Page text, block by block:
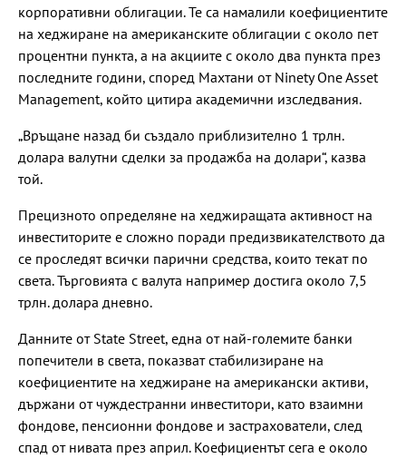
корпоративни облигации. Те са намалили коефициентите
на хеджиране на американските облигации с около пет
процентни пункта, а на акциите с около два пункта през
последните години, според Махтани от Ninety One Asset
Management, който цитира академични изследвания.
„Връщане назад би създало приблизително 1 трлн.
долара валутни сделки за продажба на долари“, казва
той.
Прецизното определяне на хеджиращата активност на
инвеститорите е сложно поради предизвикателството да
се проследят всички парични средства, които текат по
света. Търговията с валута например достига около 7,5
трлн. долара дневно.
Данните от State Street, една от най-големите банки
попечители в света, показват стабилизиране на
коефициентите на хеджиране на американски активи,
държани от чуждестранни инвеститори, като взаимни
фондове, пенсионни фондове и застрахователи, след
спад от нивата през април. Коефициентът сега е около